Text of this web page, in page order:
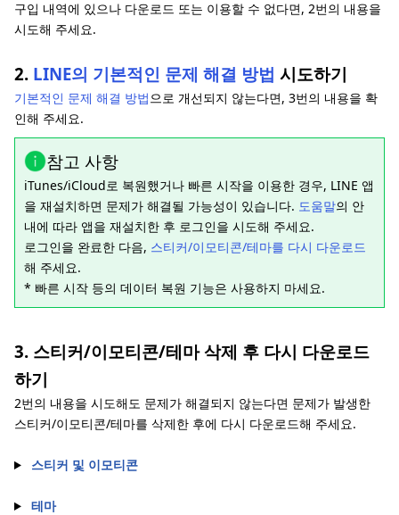
구입 내역에 있으나 다운로드 또는 이용할 수 없다면, 2번의 내용을
시도해 주세요.
2. LINE의 기본적인 문제 해결 방법 시도하기
기본적인 문제 해결 방법으로 개선되지 않는다면, 3번의 내용을 확
인해 주세요.
참고 사항
iTunes/iCloud로 복원했거나 빠른 시작을 이용한 경우, LINE 앱
을 재설치하면 문제가 해결될 가능성이 있습니다. 도움말의 안
내에 따라 앱을 재설치한 후 로그인을 시도해 주세요.
로그인을 완료한 다음, 스티커/이모티콘/테마를 다시 다운로드
해 주세요.
* 빠른 시작 등의 데이터 복원 기능은 사용하지 마세요.
3. 스티커/이모티콘/테마 삭제 후 다시 다운로드
하기
2번의 내용을 시도해도 문제가 해결되지 않는다면 문제가 발생한
스티커/이모티콘/테마를 삭제한 후에 다시 다운로드해 주세요.
스티커 및 이모티콘
테마